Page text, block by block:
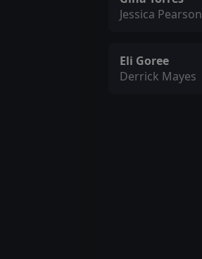
Jessica Pearson
Eli Goree
Derrick Mayes